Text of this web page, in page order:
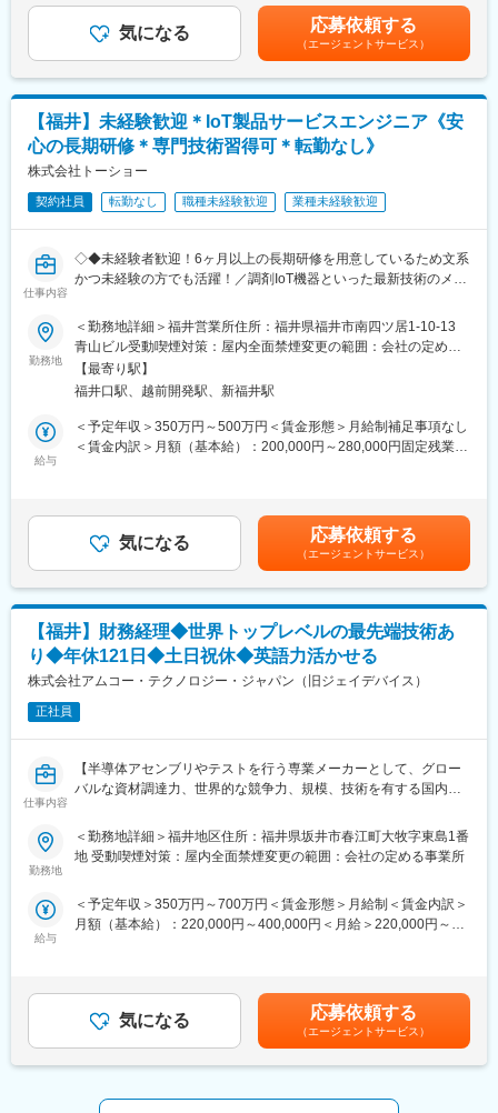
個人別カレンダー制のため曜日固定の休日はなく、基本は日曜・
祝日休み、当番で出勤する場合があります。
シフトは前月25日までに決定、希望休は公平性を踏まえて調整し
ます。
緊急対応は当番者が対応するため、休日呼出しは原則ありませ
ん。
■キャリアパス：
評価は年功ではなく役割と成果を重視します。昇格は自薦制で、
直近2～3年の実績や挑戦テーマをもとに選考します。
■企業の特徴：
ております。
福利厚生では年間5万円相当のカフェテリアプランが好評です。
修理後に直接いただく「ありがとう」の言葉が、仕事の大きな原
動力になる企業です。
変更の範囲：会社の定める業務
・生産計画に基づく複数ラインの進捗管理・負荷調整
・ラインリーダー／班長のマネジメント（指示・評価・育成）
・品質異常・設備異常の統括対応および是正推進
・安全・品質・生産性向上に向けた現場改善の主導
・上位会議向けの実績報告・課題整理
■製造課のミッション：
し、そのKPI達成に向けて生産管理・実行を行う。
・敦賀拠点生産品の立ち上げ・安定化を行い標準化された作業と
・上記を通して、敦賀工場全体の品質向上・コスト最適化・安定
稼働の実現に貢献する
■職場について：
・現場密着型でスピード感のある意思決定
・データ・事実に基づく運営（進捗・品質の見える化）
・改善志向が強く、現場主体のカイゼン文化
■キャリアパスの例：
・他職能：生産技術／品質管理／製造革新部門 等
変更の範囲：会社の定める業務
の金額であり、選考を通じて上下する可能性があります。月給(月
額)は固定手当を含めた表記です。
気になる 応募依頼する
（エージェントサービス）
【福井】未経験歓迎＊IoT製品サービスエンジニア《安
心の長期研修＊専門技術習得可＊転勤なし》
株式会社トーショー
契約社員 転勤なし 職種未経験歓迎 業種未経験歓迎
仕事内容
◇◆未経験者歓迎！6ヶ月以上の長期研修を用意しているため文系
かつ未経験の方でも活躍！／調剤IoT機器といった最新技術のメン
い方も歓迎！社会貢献性の高い仕事◆◇
【はじめに】
当ポジションはフィールドエンジニアと言われる、自社製品を購
入されたお客様先へ出向き、機械やシステムのメンテナンスを行
う技術職となります。
メンテナンススキルの市場価値は上昇の一途を辿っており、同社
で得られるスキルも例外ではありません。完全未経験から市場価
【業務内容】
同社のフィールドエンジニアとして主力製品である「全自動調剤
分包機」や「リアルタイム薬品管理装置」といった調剤IoT機器の
（1）メンテナンス契約を締結していただいているお客様に定期的
に伺って機械の状態を確認調整する業務
（2）メンテナンス契約の有無に関わらず全ての機械トラブルに対
（3）新しい機械を導入する際の導入設置作業
（4）メンテナンスに関する書類作成（保守契約更新、修理履歴・
【ポジションの魅力】
全く無い方でも立ち上りが可能となっております。
・業界トップクラスのIoT製品や医療システムに触れる事が可能で
ため市場価値向上が可能です。
・正社員登用は前提の採用です。就業態度に問題がなければ原則
【同社の魅力】
◆医療業界に貢献：
最新のIoT技術に注力しており、これまで人の手でアナログに行わ
ない医療現場の安心安全や、医療従事者の負担軽減に大きく貢献
勤務地
＜勤務地詳細＞福井営業所住所：福井県福井市南四ツ居1-10-13
青山ビル受動喫煙対策：屋内全面禁煙変更の範囲：会社の定める
事業所（リモートワーク含む）
【最寄り駅】
福井口駅、越前開発駅、新福井駅
給与
＜予定年収＞350万円～500万円＜賃金形態＞月給制補足事項なし
＜賃金内訳＞月額（基本給）：200,000円～280,000円固定残業手
＞※給与詳細は、年齢・スキルを考慮し決定します。■昇給：年1
回■賞与：年2回年収420万円／30歳 経験5年年収500万円／32歳
経験7年賃金はあくまでも目安の金額であり、選考を通じて上下す
る可能性があります。月給(月額)は固定手当を含めた表記です。
気になる 応募依頼する
（エージェントサービス）
【福井】財務経理◆世界トップレベルの最先端技術あ
り◆年休121日◆土日祝休◆英語力活かせる
株式会社アムコー・テクノロジー・ジャパン（旧ジェイデバイス）
正社員
仕事内容
【半導体アセンブリやテストを行う専業メーカーとして、グロー
バルな資材調達力、世界的な競争力、規模、技術を有する国内最
■業務内容：
財務部門の全体的な業務を担当頂いたのち、将来的には次なる財
＜具体的には…＞
・棚卸資産管理（残高計算・実地棚卸立会い）
・経費管理
・各監査対応
・関係部門サポート
勤務地
＜勤務地詳細＞福井地区住所：福井県坂井市春江町大牧字東島1番
地 受動喫煙対策：屋内全面禁煙変更の範囲：会社の定める事業所
給与
＜予定年収＞350万円～700万円＜賃金形態＞月給制＜賃金内訳＞
月額（基本給）：220,000円～400,000円＜月給＞220,000円～
であり、選考を通じて上下する可能性があります。月給(月額)は固
定手当を含めた表記です。
気になる 応募依頼する
（エージェントサービス）